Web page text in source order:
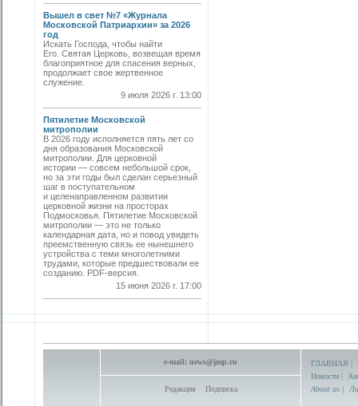
Вышел в свет №7 «Журнала
Московской Патриархии» за 2026
год
Искать Господа, чтобы найти
Его. Святая Церковь, возвещая время
благоприятное для спасения верных,
продолжает свое жертвенное
служение.
9 июля 2026 г. 13:00
Пятилетие Московской
митрополии
В 2026 году исполняется пять лет со
дня образования Московской
митрополии. Для церковной
истории — совсем небольшой срок,
но за эти годы был сделан серьезный
шаг в поступательном
и целенаправленном развитии
церковной жизни на просторах
Подмосковья. Пятилетие Московской
митрополии — это не только
календарная дата, но и повод увидеть
преемственную связь ее нынешнего
устройства с теми многолетними
трудами, которые предшествовали ее
созданию. PDF-версия.
15 июня 2026 г. 17:00
e-mail: news@jmp.ru
Редакция Подписка
ГЛАВНАЯ |
Новости |
About us |